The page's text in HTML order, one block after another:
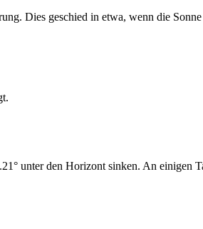
Dies geschied in etwa, wenn die
unter den Horizont sinken. An einigen